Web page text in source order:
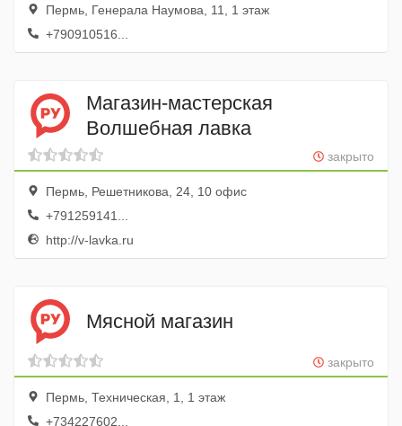
Пермь, Генерала Наумова, 11, 1 этаж
+790910516...
Магазин-мастерская
Волшебная лавка
закрыто
Пермь, Решетникова, 24, 10 офис
+791259141...
http://v-lavka.ru
Мясной магазин
закрыто
Пермь, Техническая, 1, 1 этаж
+734227602...